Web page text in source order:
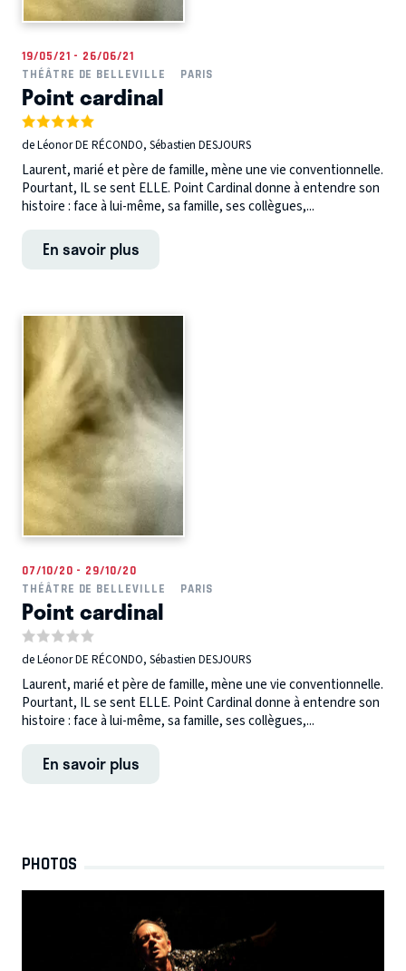
19/05/21 - 26/06/21
THÉÂTRE DE BELLEVILLE
PARIS
Point cardinal
de Léonor DE RÉCONDO, Sébastien DESJOURS
Laurent, marié et père de famille, mène une vie conventionnelle.
Pourtant, IL se sent ELLE. Point Cardinal donne à entendre son
histoire : face à lui-même, sa famille, ses collègues,...
En savoir plus
07/10/20 - 29/10/20
THÉÂTRE DE BELLEVILLE
PARIS
Point cardinal
de Léonor DE RÉCONDO, Sébastien DESJOURS
Laurent, marié et père de famille, mène une vie conventionnelle.
Pourtant, IL se sent ELLE. Point Cardinal donne à entendre son
histoire : face à lui-même, sa famille, ses collègues,...
En savoir plus
PHOTOS